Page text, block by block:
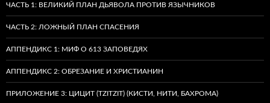
ЧАСТЬ 1: ВЕЛИКИЙ ПЛАН ДЬЯВОЛА ПРОТИВ ЯЗЫЧНИКОВ
ЧАСТЬ 2: ЛОЖНЫЙ ПЛАН СПАСЕНИЯ
АППЕНДИКС 1: МИФ О 613 ЗАПОВЕДЯХ
АППЕНДИКС 2: ОБРЕЗАНИЕ И ХРИСТИАНИН
ПРИЛОЖЕНИЕ 3: ЦИЦИТ (TZITZIT) (КИСТИ, НИТИ, БАХРОМА)